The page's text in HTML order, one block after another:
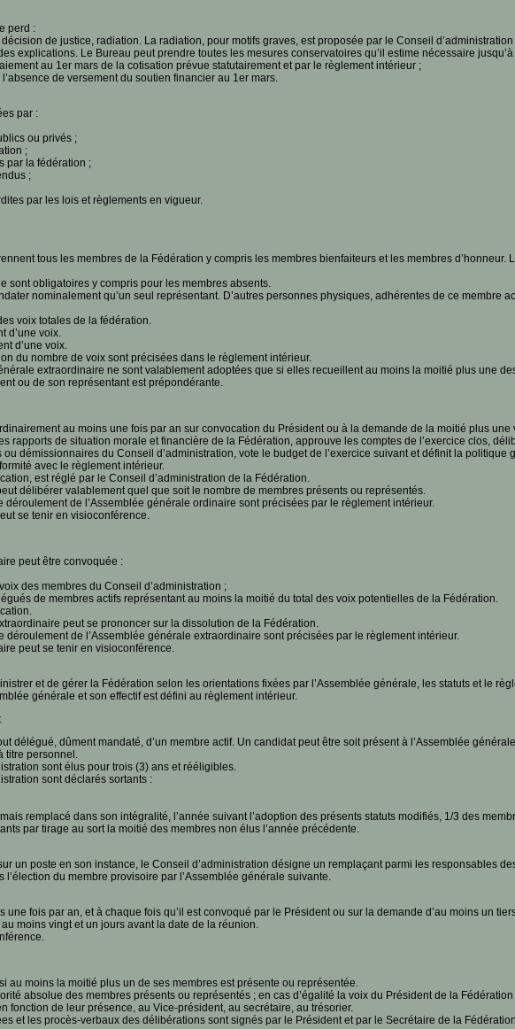
perd :
de justice, radiation. La radiation, pour motifs graves, est proposée par le Conseil
explications. Le Bureau peut prendre toutes les mesures conservatoires qu’il estime nécessaire
au 1er mars de la cotisation prévue statutairement et par le règlement intérieur ;
de versement du soutien financier au 1er mars.
par :
ou privés ;
;
par la fédération ;
;
par les lois et règlements en vigueur.
tous les membres de la Fédération y compris les membres bienfaiteurs et les membres d’honneur.
sont obligatoires y compris pour les membres absents.
nominalement qu’un seul représentant. D’autres personnes physiques, adhérentes de ce membre
voix totales de la fédération.
d’une voix.
d’une voix.
du nombre de voix sont précisées dans le règlement intérieur.
extraordinaire ne sont valablement adoptées que si elles recueillent au moins la moitié plus une
ou de son représentant est prépondérante.
au moins une fois par an sur convocation du Président ou à la demande de la moitié plus
rapports de situation morale et financière de la Fédération, approuve les comptes de l’exercice clos,
démissionnaires du Conseil d’administration, vote le budget de l’exercice suivant et définit la politique
avec le règlement intérieur.
est réglé par le Conseil d’administration de la Fédération.
délibérer valablement quel que soit le nombre de membres présents ou représentés.
déroulement de l’Assemblée générale ordinaire sont précisées par le règlement intérieur.
se tenir en visioconférence.
peut être convoquée :
des membres du Conseil d’administration ;
de membres actifs représentant au moins la moitié du total des voix potentielles de la Fédération.
peut se prononcer sur la dissolution de la Fédération.
déroulement de l’Assemblée générale extraordinaire sont précisées par le règlement intérieur.
peut se tenir en visioconférence.
et de gérer la Fédération selon les orientations fixées par l’Assemblée générale, les statuts et le
générale et son effectif est défini au règlement intérieur.
délégué, dûment mandaté, d’un membre actif. Un candidat peut être soit présent à l’Assemblée
titre personnel.
sont élus pour trois (3) ans et rééligibles.
sont déclarés sortants :
remplacé dans son intégralité, l’année suivant l’adoption des présents statuts modifiés, 1/3 des
par tirage au sort la moitié des membres non élus l’année précédente.
un poste en son instance, le Conseil d’administration désigne un remplaçant parmi les responsables
l’élection du membre provisoire par l’Assemblée générale suivante.
une fois par an, et à chaque fois qu’il est convoqué par le Président ou sur la demande d’au moins un
moins vingt et un jours avant la date de la réunion.
au moins la moitié plus un de ses membres est présente ou représentée.
absolue des membres présents ou représentés ; en cas d’égalité la voix du Président de la
fonction de leur présence, au Vice-président, au secrétaire, au trésorier.
et les procès-verbaux des délibérations sont signés par le Président et par le Secrétaire de la